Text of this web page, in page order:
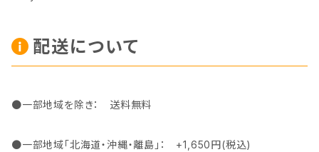
配送について
●一部地域を除き： 送料無料
●一部地域「北海道・沖縄・離島」： +1,650円(税込)